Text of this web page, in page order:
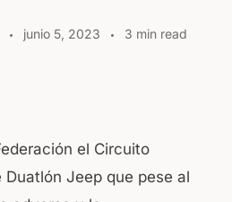
junio 5, 2023 3 min read
el Circuito
Duatlón Jeep que pese al